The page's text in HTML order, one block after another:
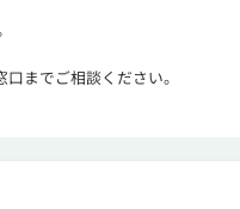
までご相談ください。